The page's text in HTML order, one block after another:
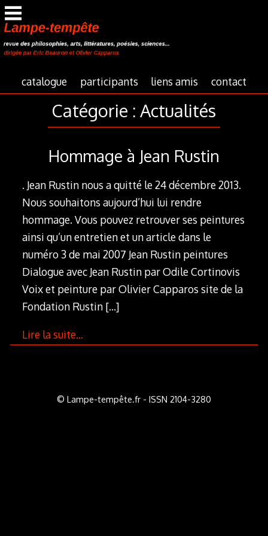
Aller
au
contenu
principal
catalogue participants liens amis contact
Catégorie : Actualités
Hommage à Jean Rustin
. Jean Rustin nous a quitté le 24 décembre 2013.
Nous souhaitons aujourd’hui lui rendre
hommage. Vous pouvez retrouver ses peintures
ainsi qu’un entretien et un article dans le
numéro 3 de mai 2007 Jean Rustin peintures
Dialogue avec Jean Rustin par Odile Cortinovis
Voix et peinture par Olivier Capparos site de la
Fondation Rustin […]
Lire la suite…
© Lampe-tempête.fr - ISSN 2104-3280